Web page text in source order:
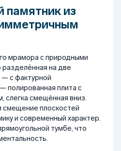
памятник из
мрамора с природными
разделённая на две
с фактурной
полированная плита с
слегка смещённая вниз.
смещение плоскостей
и современный характер.
тумбе, что